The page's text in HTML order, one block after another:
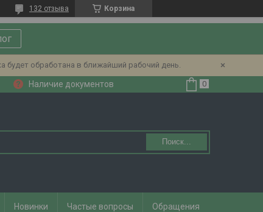
Корзина
132 отзыва
будет обработана в ближайший рабочий день.
Наличие документов
Поиск...
Новинки Частые вопросы Обращения